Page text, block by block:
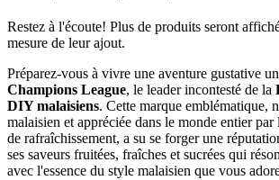
Restez à l'écoute! Plus de produits seront
mesure de leur ajout.
Préparez-vous à vivre une aventure gustative
Champions League, le leader incontesté de la
DIY malaisiens. Cette marque emblématique,
malaisien et appréciée dans le monde entier par
de rafraîchissement, a su se forger une
ses saveurs fruitées, fraîches et sucrées qui
avec l'essence du style malaisien que vous